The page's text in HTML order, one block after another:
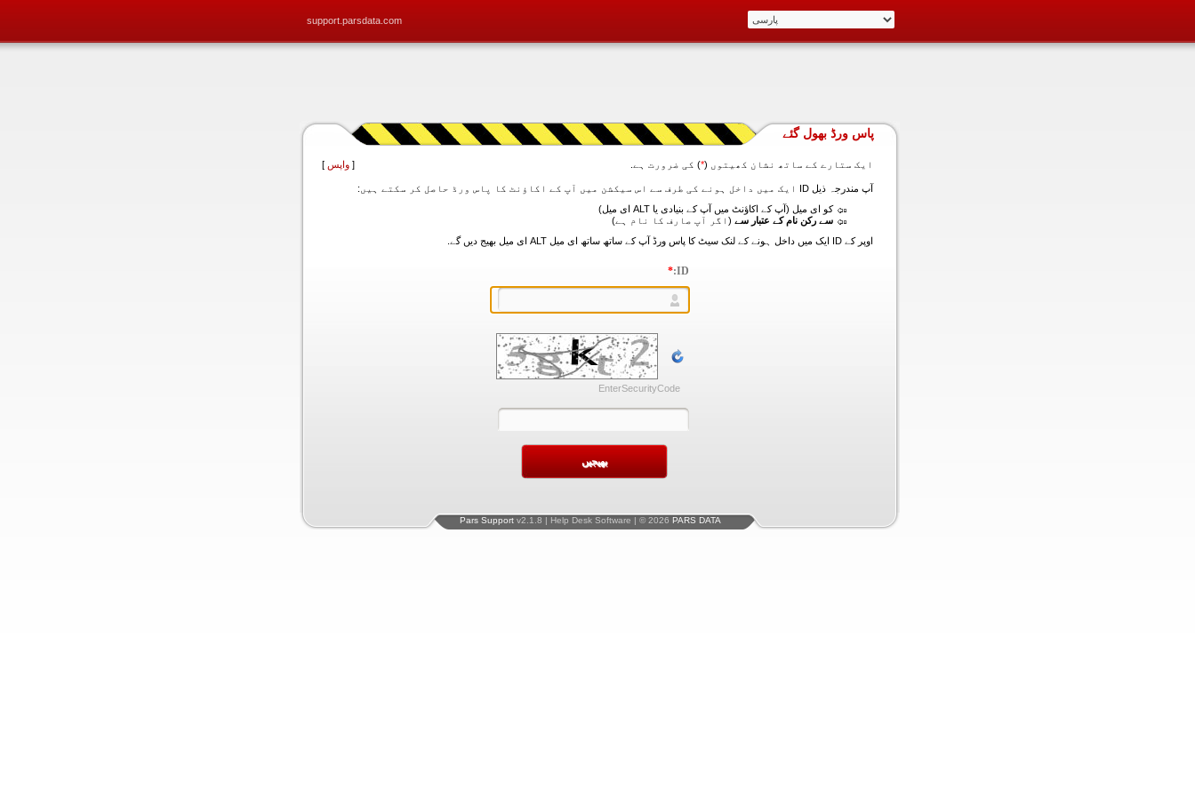
support.parsdata.com
پاس ورڈ بھول گئے
ایک ستارے کے ساتھ نشان کھیتوں (*) کی ضرورت ہے. [ واپس ]
آپ مندرجہ ذیل ID ایک میں داخل ہونے کی طرف سے اس سیکشن میں آپ کے اکاؤنٹ کا پاس ورڈ حاصل کر سکتے ہیں:
کو ای میل (آپ کے اکاؤنٹ میں آپ کے بنیادی یا ALT ای میل)
سے رکن نام کے عتبار سے (اگر آپ صارف کا نام ہے)
اوپر کے ID ایک میں داخل ہونے کے لنک سیٹ کا پاس ورڈ آپ کے ساتھ ساتھ ای میل ALT ای میل بھیج دیں گے.
ID:
*
EnterSecurityCode
Pars Support v2.1.8 | Help Desk Software | © 2026 PARS DATA